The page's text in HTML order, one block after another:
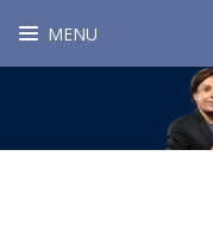
MENU